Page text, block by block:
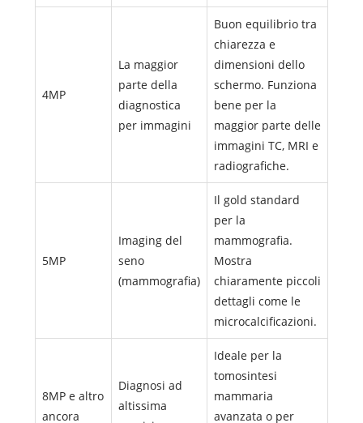
4MP
La maggior
parte della
diagnostica
per immagini
Buon equilibrio tra
chiarezza e
dimensioni dello
schermo. Funziona
bene per la
maggior parte delle
immagini TC, MRI e
radiografiche.
5MP
Imaging del
seno
(mammografia)
Il gold standard
per la
mammografia.
Mostra
chiaramente piccoli
dettagli come le
microcalcificazioni.
8MP e altro
ancora
Diagnosi ad
altissima
Ideale per la
tomosintesi
mammaria
avanzata o per